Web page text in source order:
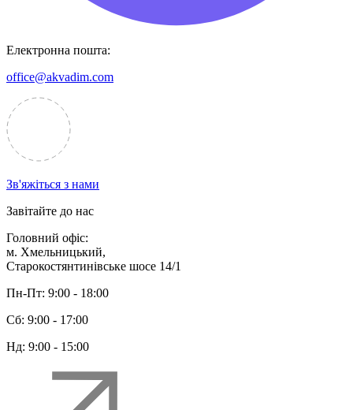
Електронна пошта:
office@akvadim.com
Зв'яжіться з нами
Завітайте до нас
Головний офіс:
м. Хмельницький,
Старокостянтинівське шосе 14/1
Пн-Пт: 9:00 - 18:00
Сб: 9:00 - 17:00
Нд: 9:00 - 15:00